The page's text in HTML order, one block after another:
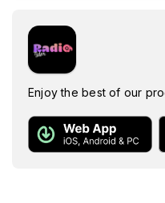
Enjoy the best of our